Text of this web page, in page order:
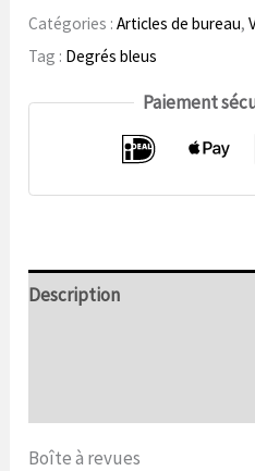
magazines,
numéro
magazine
Catégories :Articles de bureau,
Tag : Degrés bleus
Paiement
Description
Boîte à revues